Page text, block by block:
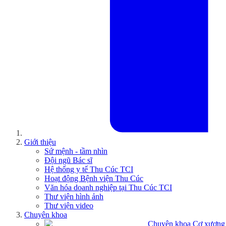
Giới thiệu
Sứ mệnh - tầm nhìn
Đội ngũ Bác sĩ
Hệ thống y tế Thu Cúc TCI
Hoạt động Bệnh viện Thu Cúc
Văn hóa doanh nghiệp tại Thu Cúc TCI
Thư viện hình ảnh
Thư viện video
Chuyên khoa
Chuyên khoa Cơ